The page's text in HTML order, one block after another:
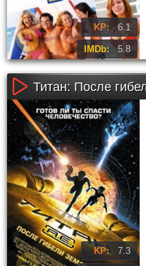
KP: 6.1
IMDb: 5.8
KP: 7.3